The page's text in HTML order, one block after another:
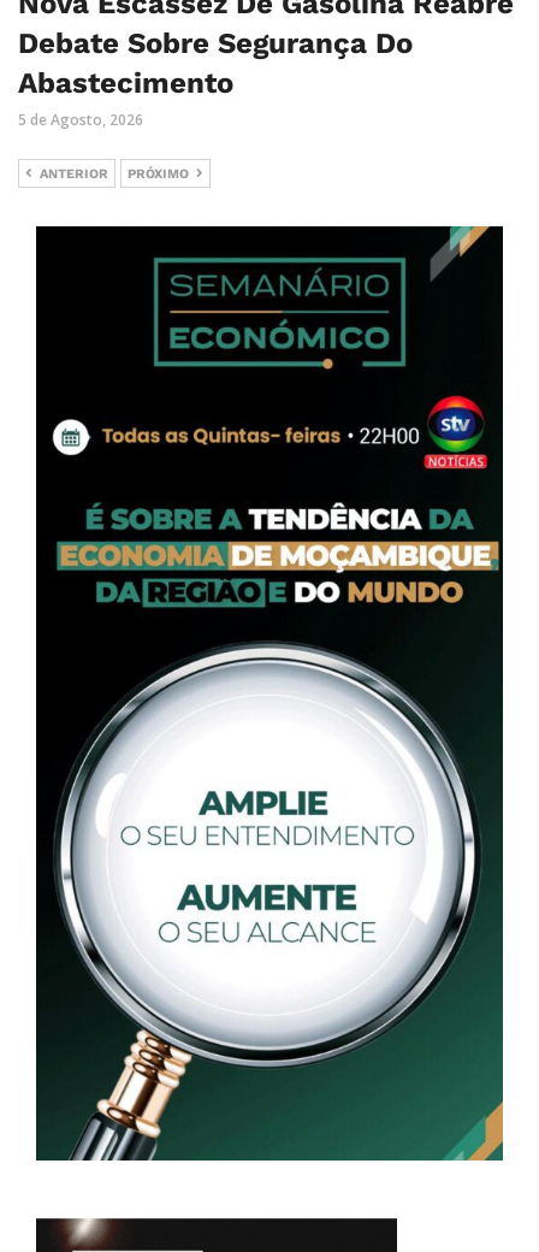
Debate Sobre Segurança Do
Abastecimento
5 de Agosto, 2026
ANTERIOR PRÓXIMO